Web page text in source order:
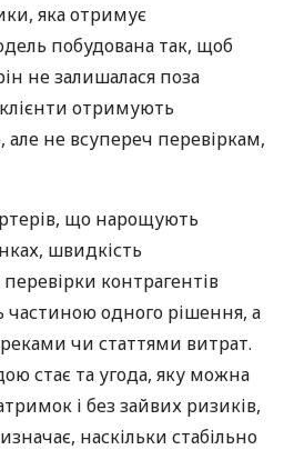
яка отримує
побудована так, щоб
не залишалася поза
отримують
не всупереч перевіркам,
що нарощують
швидкість
контрагентів
частиною одного рішення, а
чи статтями витрат.
стає та угода, яку можна
і без зайвих ризиків,
наскільки стабільно